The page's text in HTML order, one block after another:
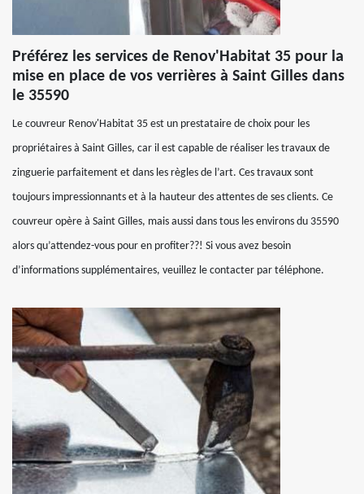
Préférez les services de Renov'Habitat 35 pour la
mise en place de vos verrières à Saint Gilles dans
le 35590
Le couvreur Renov'Habitat 35 est un prestataire de choix pour les
propriétaires à Saint Gilles, car il est capable de réaliser les travaux de
zinguerie parfaitement et dans les règles de l’art. Ces travaux sont
toujours impressionnants et à la hauteur des attentes de ses clients. Ce
couvreur opère à Saint Gilles, mais aussi dans tous les environs du 35590
alors qu’attendez-vous pour en profiter??! Si vous avez besoin
d’informations supplémentaires, veuillez le contacter par téléphone.